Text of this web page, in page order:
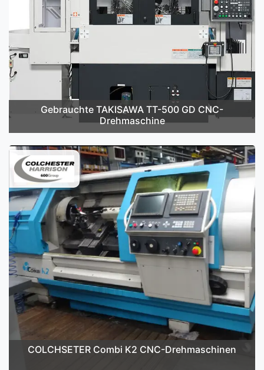
Gebrauchte TAKISAWA TT-500 GD CNC-
Drehmaschine
COLCHSETER Combi K2 CNC-Drehmaschinen